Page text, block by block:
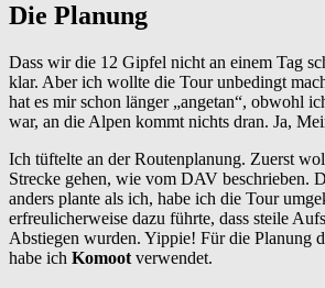
Die Planung
Dass wir die 12 Gipfel nicht an einem Tag
klar. Aber ich wollte die Tour unbedingt
hat es mir schon länger „angetan“, obwohl
war, an die Alpen kommt nichts dran. Ja,
Ich tüftelte an der Routenplanung. Zuerst
Strecke gehen, wie vom DAV beschrieben.
anders plante als ich, habe ich die Tour
erfreulicherweise dazu führte, dass steile
Abstiegen wurden. Yippie! Für die Planung
habe ich Komoot verwendet.